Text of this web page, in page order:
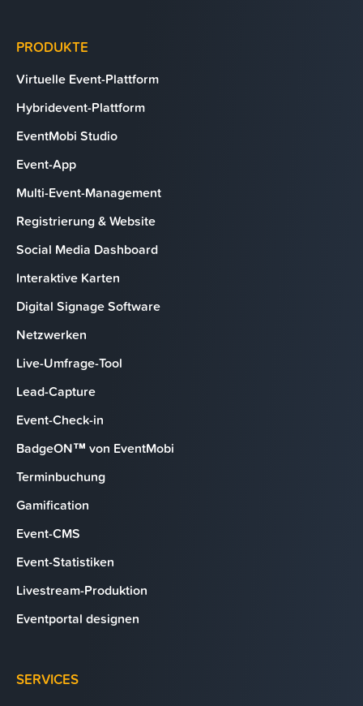
PRODUKTE
Virtuelle Event-Plattform
Hybridevent-Plattform
EventMobi Studio
Event-App
Multi-Event-Management
Registrierung & Website
Social Media Dashboard
Interaktive Karten
Digital Signage Software
Netzwerken
Live-Umfrage-Tool
Lead-Capture
Event-Check-in
BadgeON™ von EventMobi
Terminbuchung
Gamification
Event-CMS
Event-Statistiken
Livestream-Produktion
Eventportal designen
SERVICES